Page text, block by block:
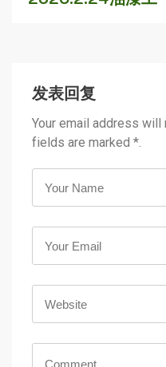
发表回复
Your email address will
fields are marked *.